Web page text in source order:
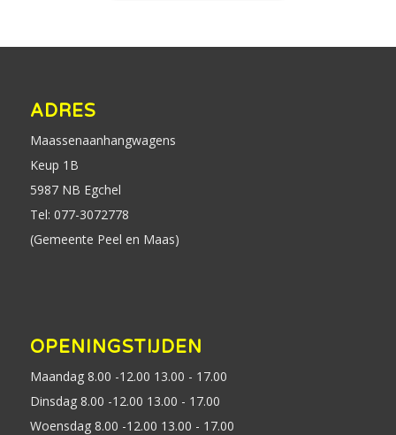
ADRES
Maassenaanhangwagens
Keup 1B
5987 NB Egchel
Tel: 077-3072778
(Gemeente Peel en Maas)
OPENINGSTIJDEN
Maandag 8.00 -12.00 13.00 - 17.00
Dinsdag 8.00 -12.00 13.00 - 17.00
Woensdag 8.00 -12.00 13.00 - 17.00